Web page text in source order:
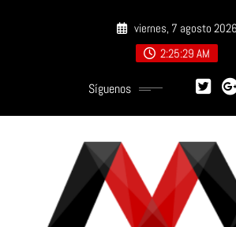
viernes, 7 agosto 2026
2:25:30 AM
Síguenos